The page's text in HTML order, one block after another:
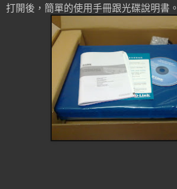
打開後，簡單的使用手冊跟光碟說明書。